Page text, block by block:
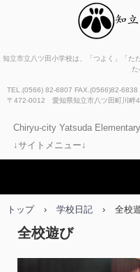
知立市
知立市立八ツ田小学校は、「つよく」「た
た
TEL.(0566) 82-6807 FAX.(0566)82-6838
〒472-0012 愛知県知立市八ツ田町川畔
Chiryu-city Yatsuda
↓サイトメニュー↓
トップ › 学校日記 › 全校
全校遊び